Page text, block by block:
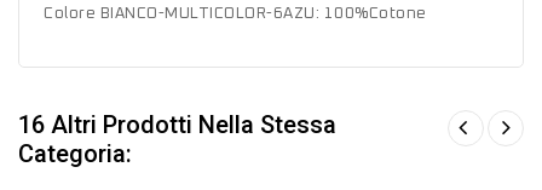
Colore BIANCO-MULTICOLOR-6AZU: 100%Cotone
16 Altri Prodotti Nella Stessa
Categoria: